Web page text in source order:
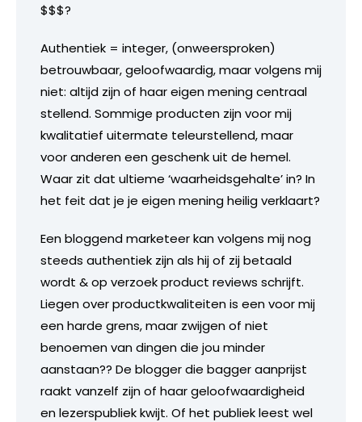
$$$?
Authentiek = integer, (onweersproken)
betrouwbaar, geloofwaardig, maar volgens mij
niet: altijd zijn of haar eigen mening centraal
stellend. Sommige producten zijn voor mij
kwalitatief uitermate teleurstellend, maar
voor anderen een geschenk uit de hemel.
Waar zit dat ultieme ‘waarheidsgehalte’ in? In
het feit dat je je eigen mening heilig verklaart?
Een bloggend marketeer kan volgens mij nog
steeds authentiek zijn als hij of zij betaald
wordt & op verzoek product reviews schrijft.
Liegen over productkwaliteiten is een voor mij
een harde grens, maar zwijgen of niet
benoemen van dingen die jou minder
aanstaan?? De blogger die bagger aanprijst
raakt vanzelf zijn of haar geloofwaardigheid
en lezerspubliek kwijt. Of het publiek leest wel